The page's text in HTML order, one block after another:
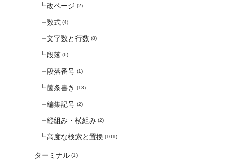
改ページ (2)
数式 (4)
文字数と行数 (8)
段落 (6)
段落番号 (1)
箇条書き (13)
編集記号 (2)
縦組み・横組み (2)
高度な検索と置換 (101)
ターミナル (1)